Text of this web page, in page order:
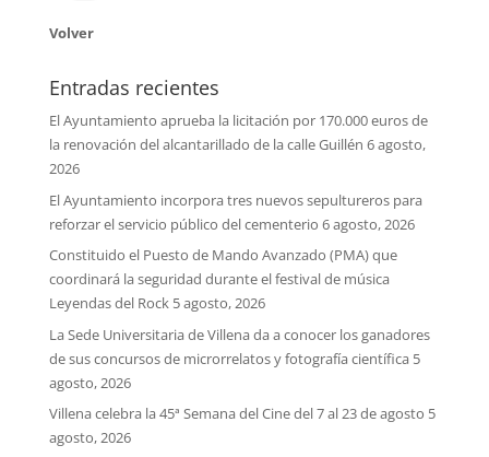
Volver
Entradas recientes
El Ayuntamiento aprueba la licitación por 170.000 euros de
la renovación del alcantarillado de la calle Guillén 6 agosto,
2026
El Ayuntamiento incorpora tres nuevos sepultureros para
reforzar el servicio público del cementerio 6 agosto, 2026
Constituido el Puesto de Mando Avanzado (PMA) que
coordinará la seguridad durante el festival de música
Leyendas del Rock 5 agosto, 2026
La Sede Universitaria de Villena da a conocer los ganadores
de sus concursos de microrrelatos y fotografía científica 5
agosto, 2026
Villena celebra la 45ª Semana del Cine del 7 al 23 de agosto 5
agosto, 2026